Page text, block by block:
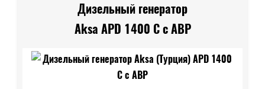
Дизельный генератор
Aksa APD 1400 C с АВР